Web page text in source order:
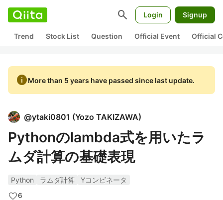
search Login Signup
Trend Stock List Question Official Event Official
infoMore than 5 years have passed since last update.
@ytaki0801 (Yozo TAKIZAWA)
Pythonのlambda式を用いたラ
ムダ計算の基礎表現
Python ラムダ計算
Yコンビネータ
6